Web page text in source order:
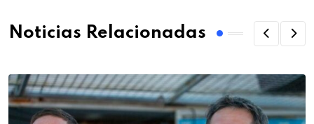
Noticias Relacionadas